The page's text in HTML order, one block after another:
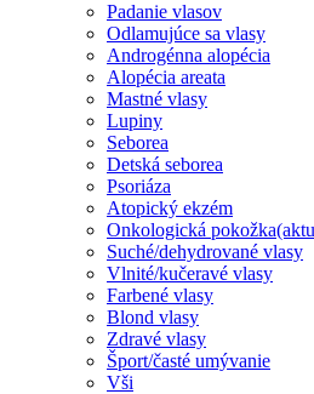
Padanie vlasov
Odlamujúce sa vlasy
Androgénna alopécia
Alopécia areata
Mastné vlasy
Lupiny
Seborea
Detská seborea
Psoriáza
Atopický ekzém
Onkologická pokožka
Suché/dehydrované vlasy
Vlnité/kučeravé vlasy
Farbené vlasy
Blond vlasy
Zdravé vlasy
Šport/časté umývanie
Vši